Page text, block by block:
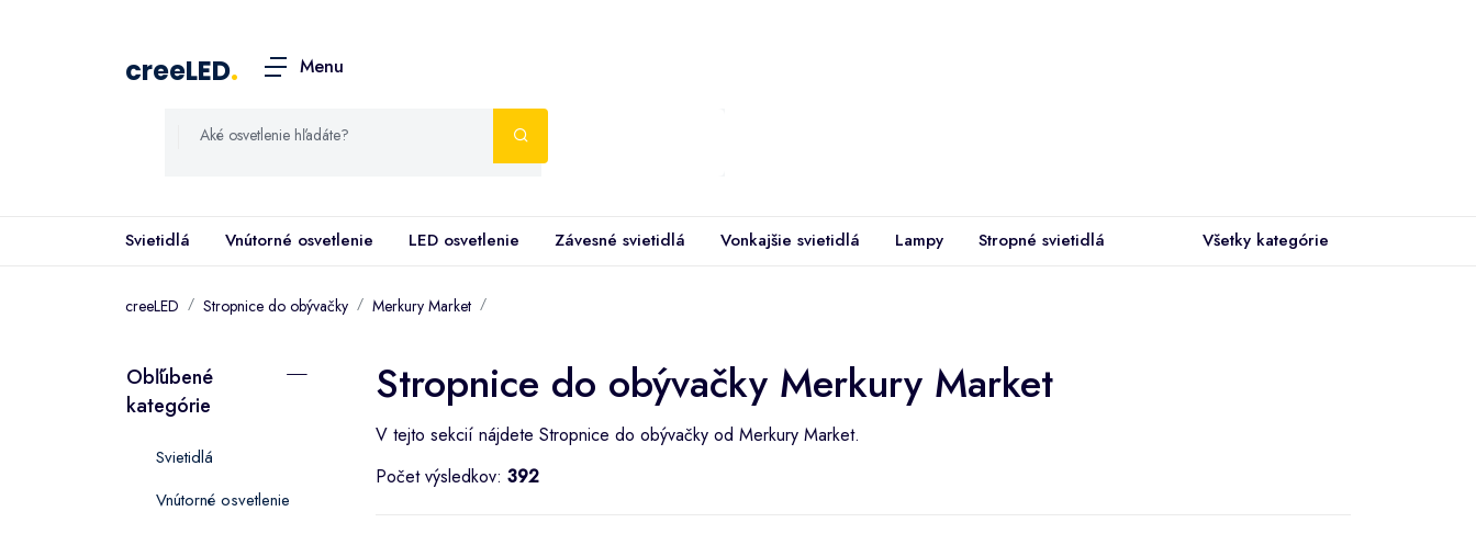
creeLED. Menu
Svietidlá Vnútorné osvetlenie LED osvetlenie Závesné svietidlá Vonkajšie svietidlá Lampy Stropné svietidlá Všetky kategórie
creeLED Stropnice do obývačky Merkury Market
Obľúbené
kategórie
Svietidlá
Vnútorné osvetlenie
Stropnice do obývačky Merkury Market
V tejto sekcií nájdete Stropnice do obývačky od Merkury Market.
Počet výsledkov: 392